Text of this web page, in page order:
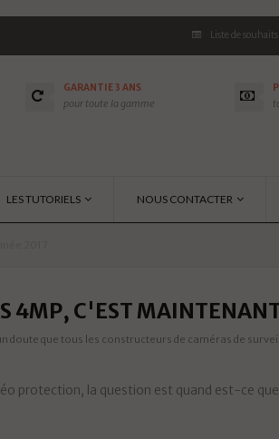
Liste de souhaits
GARANTIE 3 ANS
pour toute la gamme
LES TUTORIELS NOUS CONTACTER
4MP, C'EST
doute que tous les constructeurs de caméras de
protection, la question est quand est-ce